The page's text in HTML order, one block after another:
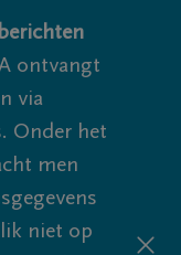
ontvangt
via
Onder het
men
niet op